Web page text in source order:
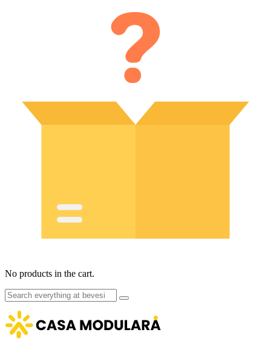
No products in the cart.